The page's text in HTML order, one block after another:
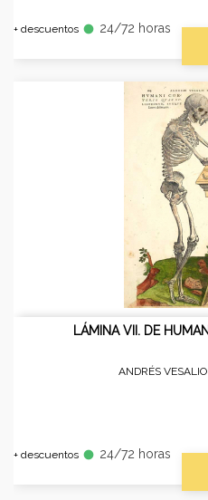
+ descuentos fiber_manual_record 24/72 horas
LÁMINA VII. DE
ANDRÉS
+ descuentos fiber_manual_record 24/72 horas